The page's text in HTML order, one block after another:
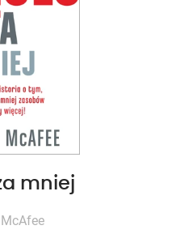
mniej